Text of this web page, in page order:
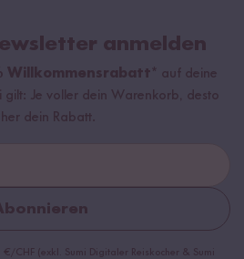
anmelden
Willkommensrabatt* auf deine
gilt: Je voller dein Warenkorb, desto
dein Rabatt.
CHF (exkl. Sumi Digitaler Reiskocher & Sumi